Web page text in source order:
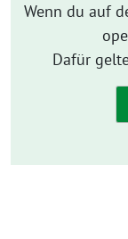
Wenn du auf
Dafür